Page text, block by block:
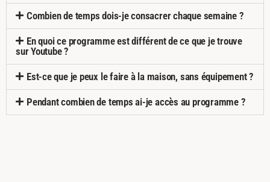
Combien de temps dois-je consacrer chaque semaine ?
En quoi ce programme est différent de ce que je trouve
sur Youtube ?
Est-ce que je peux le faire à la maison, sans équipement ?
Pendant combien de temps ai-je accès au programme ?